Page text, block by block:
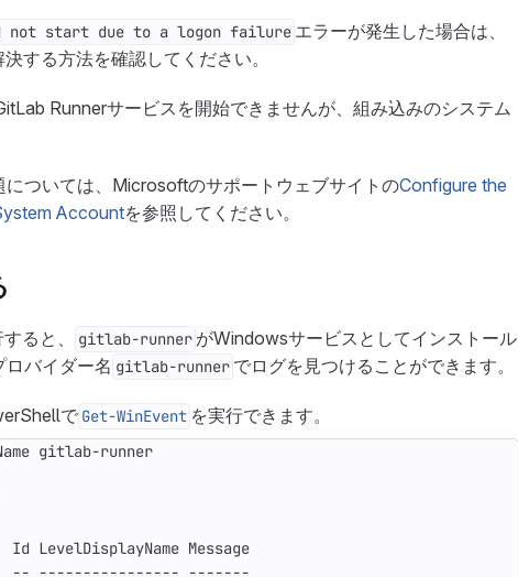
not start due to a logon failure エラーが発生した場合は、
する方法を確認してください。
Runnerサービスを開始できませんが、組み込みのシステム
ついては、MicrosoftのサポートウェブサイトのConfigure the
Accountを参照してください。
ると、 gitlab-runner がWindowsサービスとしてインストール
バイダー名 gitlab-runner でログを見つけることができます。
で Get-WinEvent を実行できます。